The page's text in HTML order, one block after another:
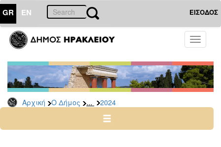
GR EN ΕΙΣΟΔΟΣ
Toggle
Αρχική Ο Δήμος ... 2024
ΔΗΜΟΣ
Δελτία
Τύπου
Αρχείο
2026
2024